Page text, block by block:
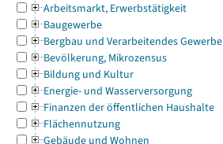
Arbeitsmarkt, Erwerbstätigkeit
Baugewerbe
Bergbau und Verarbeitendes Gewerbe
Bevölkerung, Mikrozensus
Bildung und Kultur
Energie- und Wasserversorgung
Finanzen der öffentlichen Haushalte
Flächennutzung
Gebäude und Wohnen